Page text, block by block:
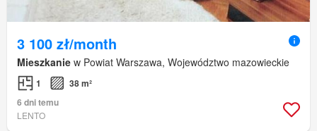
3 100 zł/month
Mieszkanie w Powiat Warszawa, Województwo mazowieckie
1
38 m²
6 dni temu
LENTO